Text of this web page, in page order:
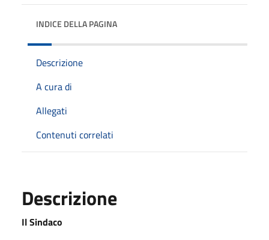
INDICE DELLA PAGINA
Descrizione
A cura di
Allegati
Contenuti correlati
Descrizione
Il Sindaco